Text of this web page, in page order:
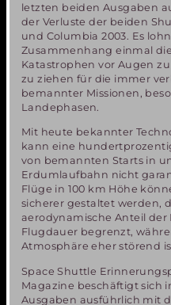
letzten beiden Ausgaben
der Verluste der beiden
und Columbia 2003. Es
Zusammenhang einmal
Katastrophen vor Augen
zu ziehen für die immer
bemannter Missionen,
Landephasen.
Mit heute bekannter
kann eine
von bemannten Starts in
Erdumlaufbahn nicht
Flüge in 100 km Höhe
sicherer gestaltet werden,
aerodynamische Anteil der
Flugdauer begrenzt,
Atmosphäre eher störend
Space Shuttle
Magazine beschäftigt sich
Ausgaben ausführlich mit